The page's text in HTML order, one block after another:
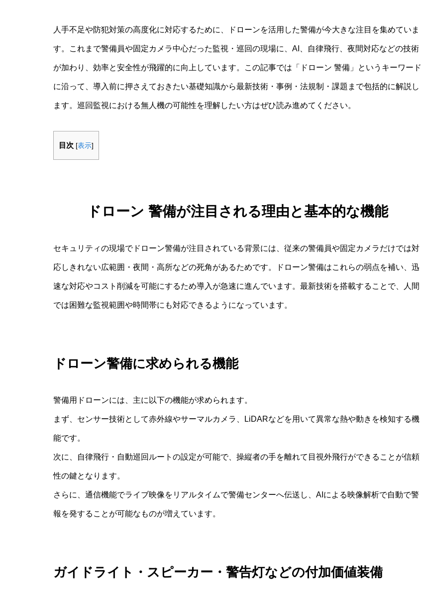
人手不足や防犯対策の高度化に対応するために、ドローンを活用した警備が今大きな注目を集めていま
す。これまで警備員や固定カメラ中心だった監視・巡回の現場に、AI、自律飛行、夜間対応などの技術
が加わり、効率と安全性が飛躍的に向上しています。この記事では「ドローン 警備」というキーワード
に沿って、導入前に押さえておきたい基礎知識から最新技術・事例・法規制・課題まで包括的に解説し
ます。巡回監視における無人機の可能性を理解したい方はぜひ読み進めてください。
目次 [表示]
ドローン 警備が注目される理由と基本的な機能
セキュリティの現場でドローン警備が注目されている背景には、従来の警備員や固定カメラだけでは対
応しきれない広範囲・夜間・高所などの死角があるためです。ドローン警備はこれらの弱点を補い、迅
速な対応やコスト削減を可能にするため導入が急速に進んでいます。最新技術を搭載することで、人間
では困難な監視範囲や時間帯にも対応できるようになっています。
ドローン警備に求められる機能
警備用ドローンには、主に以下の機能が求められます。
まず、センサー技術として赤外線やサーマルカメラ、LiDARなどを用いて異常な熱や動きを検知する機
能です。
次に、自律飛行・自動巡回ルートの設定が可能で、操縦者の手を離れて目視外飛行ができることが信頼
性の鍵となります。
さらに、通信機能でライブ映像をリアルタイムで警備センターへ伝送し、AIによる映像解析で自動で警
報を発することが可能なものが増えています。
ガイドライト・スピーカー・警告灯などの付加価値装備